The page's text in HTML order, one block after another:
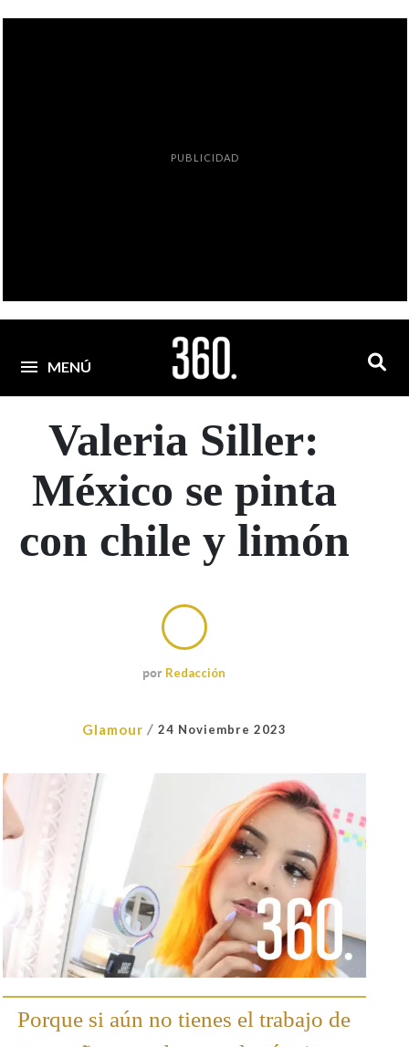
PUBLICIDAD
MENÚ
Valeria Siller:
México se pinta
con chile y limón
por Redacción
Glamour / 24 Noviembre 2023
Porque si aún no tienes el trabajo de